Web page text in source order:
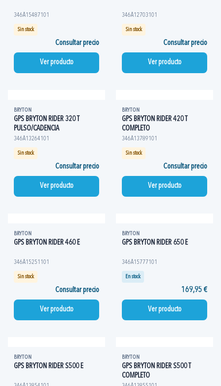
346A15487101
Sin stock
Consultar precio
Ver producto
346A12703101
Sin stock
Consultar precio
Ver producto
BRYTON
GPS BRYTON RIDER 320 T
PULSO/CADENCIA
346A13264101
Sin stock
Consultar precio
Ver producto
BRYTON
GPS BRYTON RIDER 420 T
COMPLETO
346A13789101
Sin stock
Consultar precio
Ver producto
BRYTON
GPS BRYTON RIDER 460 E
346A15251101
Sin stock
Consultar precio
Ver producto
BRYTON
GPS BRYTON RIDER 650 E
346A15777101
En stock
169,95 €
Ver producto
BRYTON
GPS BRYTON RIDER S500 E
BRYTON
GPS BRYTON RIDER S500 T
COMPLETO